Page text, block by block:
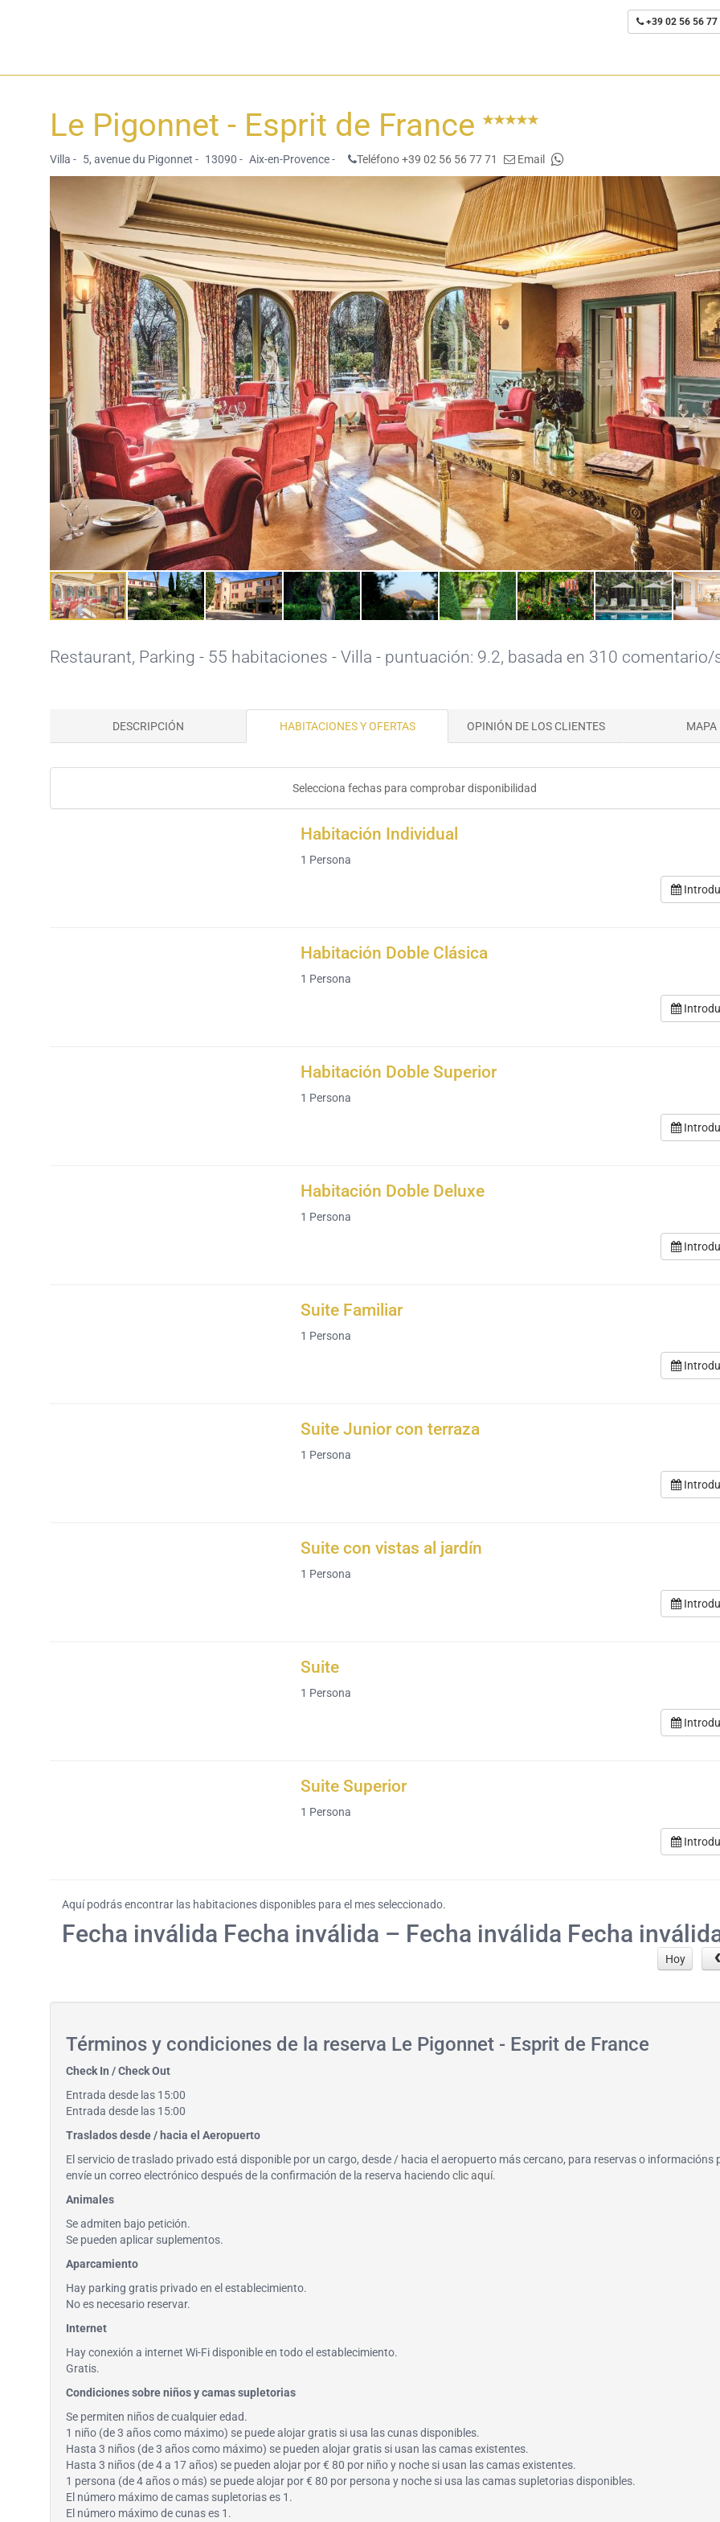
+39 02 56 56 77
Le Pigonnet - Esprit de France
Villa - 5, avenue du Pigonnet - 13090 - Aix-en-Provence - Teléfono +39 02 56 56 77 71 Email
Restaurant, Parking - 55 habitaciones - Villa - puntuación: 9.2, basada en 310 comentario/
DESCRIPCIÓN HABITACIONES Y OFERTAS OPINIÓN DE LOS CLIENTES MAPA
Selecciona fechas para comprobar disponibilidad
Habitación Individual
1 Persona
Habitación Doble Clásica
1 Persona
Habitación Doble Superior
1 Persona
Habitación Doble Deluxe
1 Persona
Suite Familiar
1 Persona
Suite Junior con terraza
1 Persona
Suite con vistas al jardín
1 Persona
Suite
1 Persona
Suite Superior
1 Persona
Aquí podrás encontrar las habitaciones disponibles para el mes seleccionado.
Fecha inválida Fecha inválida – Fecha inválida Fecha
Hoy
Términos y condiciones de la reserva Le Pigonnet - Esprit de France
Check In / Check Out
Entrada desde las 15:00
Entrada desde las 15:00
Traslados desde / hacia el Aeropuerto
El servicio de traslado privado está disponible por un cargo, desde / hacia el aeropuerto más cercano, para reservas o informacións
envíe un correo electrónico después de la confirmación de la reserva haciendoclic aquí.
Animales
Se admiten bajo petición.
Se pueden aplicar suplementos.
Aparcamiento
Hay parking gratis privado en el establecimiento.
No es necesario reservar.
Internet
Hay conexión a internet Wi-Fi disponible en todo el establecimiento.
Gratis.
Condiciones sobre niños y camas supletorias
Se permiten niños de cualquier edad.
1 niño (de 3 años como máximo) se puede alojar gratis si usa las cunas disponibles.
Hasta 3 niños (de 3 años como máximo) se pueden alojar gratis si usan las camas existentes.
Hasta 3 niños (de 4 a 17 años) se pueden alojar por € 80 por niño y noche si usan las camas existentes.
1 persona (de 4 años o más) se puede alojar por € 80 por persona y noche si usa las camas supletorias disponibles.
El número máximo de camas supletorias es 1.
El número máximo de cunas es 1.